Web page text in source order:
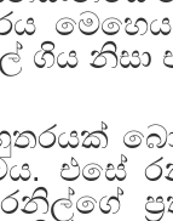
නිසා
එසේ